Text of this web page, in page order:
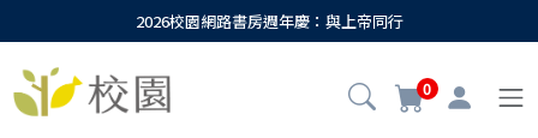
2026校園網路書房週年慶：與上帝同行
0